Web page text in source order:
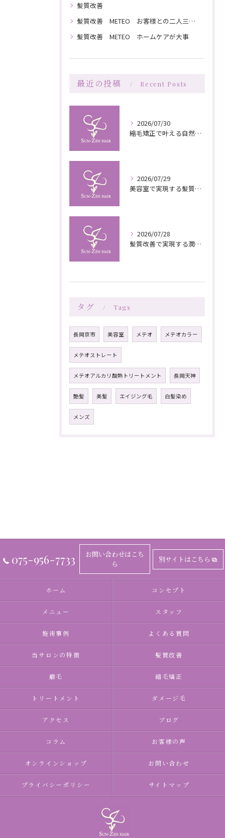
髪質改善
髪質改善 METEO お客様との二人三脚で髪を綺麗にしていく
髪質改善 METEO ホームケアが大事
最近の投稿 Recent Posts
2026/07/30
縮毛矯正で叶える自然な艶としなやかさの秘訣
2026/07/29
美容室で実現する髪質改善の栄養補給技術
2026/07/28
髪質改善で実現する潤いと栄養のある美髪ケア
タグ Tags
長岡京市 美容室 メテオ メテオカラー
メテオストレート
メテオアルカリ酸熱トリートメント 長岡天神
艶髪 美髪 エイジング毛 白髪染め
メンズ
075-956-7733
お問い合わせはこち
ら
別サイトはこちら
ホーム コンセプト
メニュー スタッフ
施術事例 よくある質問
当サロンの特徴 髪質改善
癖毛 縮毛矯正
トリートメント ダメージ毛
アクセス ブログ
コラム お客様の声
オンラインショップ お問い合わせ
プライバシーポリシー サイトマップ